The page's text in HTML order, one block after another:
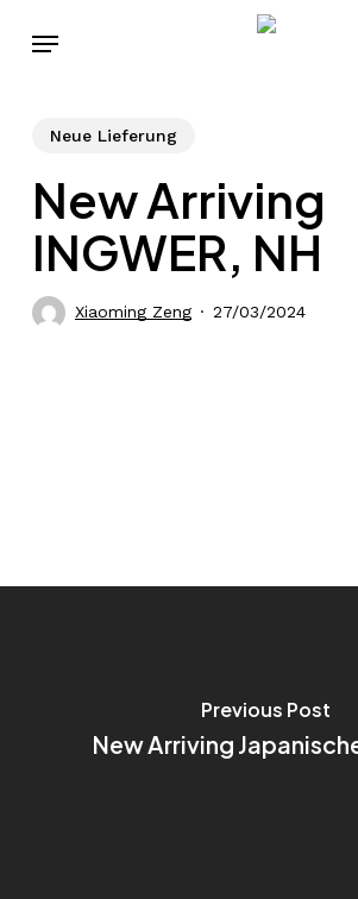
Menu
Neue Lieferung
New Arriving
INGWER, NH
Xiaoming Zeng 27/03/2024
Previous Post
New Arriving